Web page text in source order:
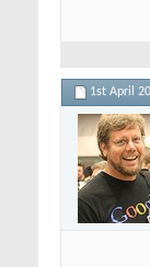
1st April